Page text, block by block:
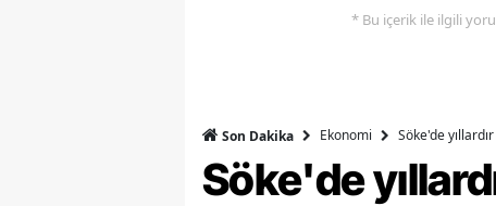
* Bu içerik ile ilgili
Son Dakika Ekonomi Söke'de
Söke'de